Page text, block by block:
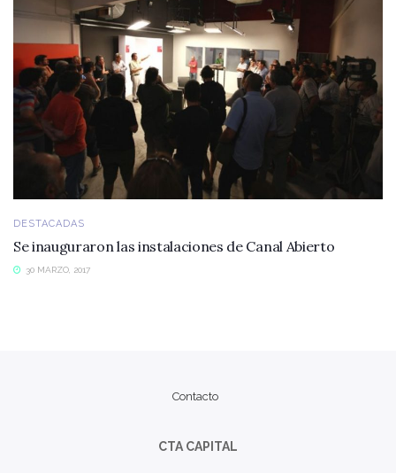
DESTACADAS
Se inauguraron las instalaciones de Canal Abierto
30 MARZO, 2017
Contacto
CTA CAPITAL